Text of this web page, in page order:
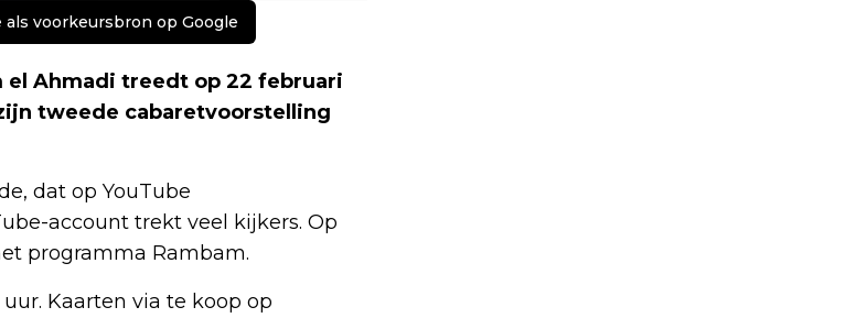
als voorkeursbron op Google
el Ahmadi treedt op 22 februari
tweede cabaretvoorstelling
dat op YouTube
account trekt veel kijkers. Op
programma Rambam.
Kaarten via te koop op